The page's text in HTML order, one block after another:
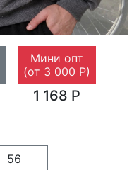
Мини опт
(от 3 000 Р)
1 168 Р
56